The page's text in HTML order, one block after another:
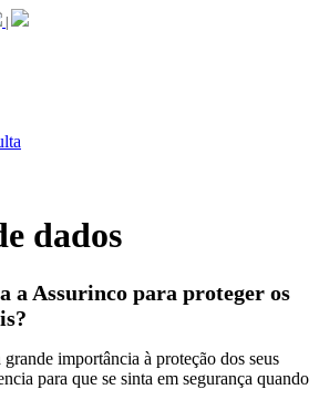
dados
a Assurinco para proteger os
importância à proteção dos seus
para que se sinta em segurança quando